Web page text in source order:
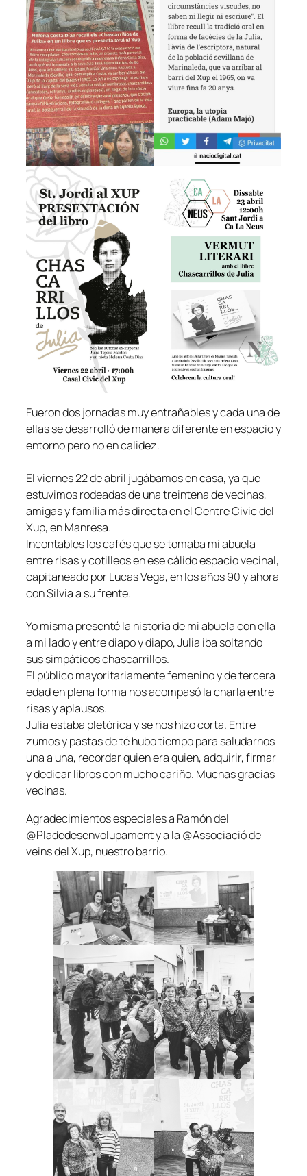
Fueron dos jornadas muy entrañables y cada una de
ellas se desarrolló de manera diferente en espacio y
entorno pero no en calidez.
El viernes 22 de abril jugábamos en casa, ya que
estuvimos rodeadas de una treintena de vecinas,
amigas y familia más directa en el Centre Civic del
Xup, en Manresa.
Incontables los cafés que se tomaba mi abuela
entre risas y cotilleos en ese cálido espacio vecinal,
capitaneado por Lucas Vega, en los años 90 y ahora
con Silvia a su frente.
Yo misma presenté la historia de mi abuela con ella
a mi lado y entre diapo y diapo, Julia iba soltando
sus simpáticos chascarrillos.
El público mayoritariamente femenino y de tercera
edad en plena forma nos acompasó la charla entre
risas y aplausos.
Julia estaba pletórica y se nos hizo corta. Entre
zumos y pastas de té hubo tiempo para saludarnos
una a una, recordar quien era quien, adquirir, firmar
y dedicar libros con mucho cariño. Muchas gracias
vecinas.
Agradecimientos especiales a Ramón del
@Pladedesenvolupament y a la @Associació de
veins del Xup, nuestro barrio.